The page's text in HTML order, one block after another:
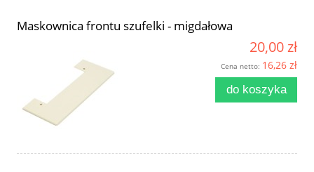
Maskownica frontu szufelki - migdałowa
20,00 zł
Cena netto: 16,26 zł
do koszyka